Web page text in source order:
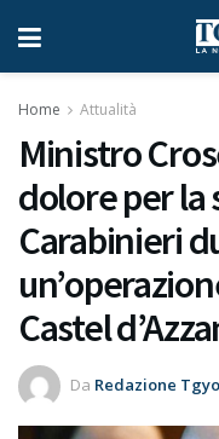
Home Attualità
Ministro
dolore per la
Carabinieri
Castel
Da Redazione